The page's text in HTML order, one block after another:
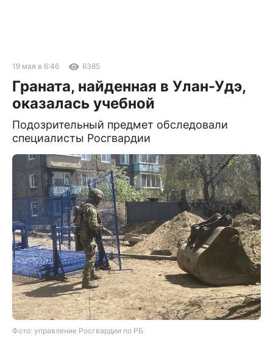
19 мая в 6:46 6385
Граната, найденная в Улан-Удэ,
оказалась учебной
Подозрительный предмет обследовали
специалисты Росгвардии
Фото: управление Росгвардии по РБ